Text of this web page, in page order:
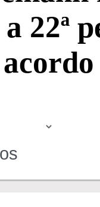
22ª